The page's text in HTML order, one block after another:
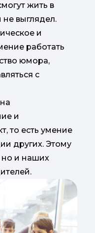
жить в
выглядел.
и
работать
юмора,
с
и
то есть умение
других. Этому
но и наших